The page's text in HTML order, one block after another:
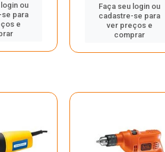
ou
para
e
Faça seu login ou
cadastre-se para
ver preços e
comprar